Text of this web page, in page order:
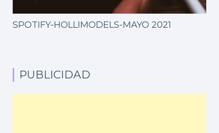
SPOTIFY-HOLLIMODELS-MAYO 2021
PUBLICIDAD